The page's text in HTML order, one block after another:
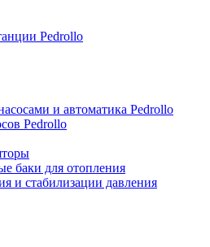
Pedrollo
и автоматика Pedrollo
Pedrollo
баки для отопления
и стабилизации давления